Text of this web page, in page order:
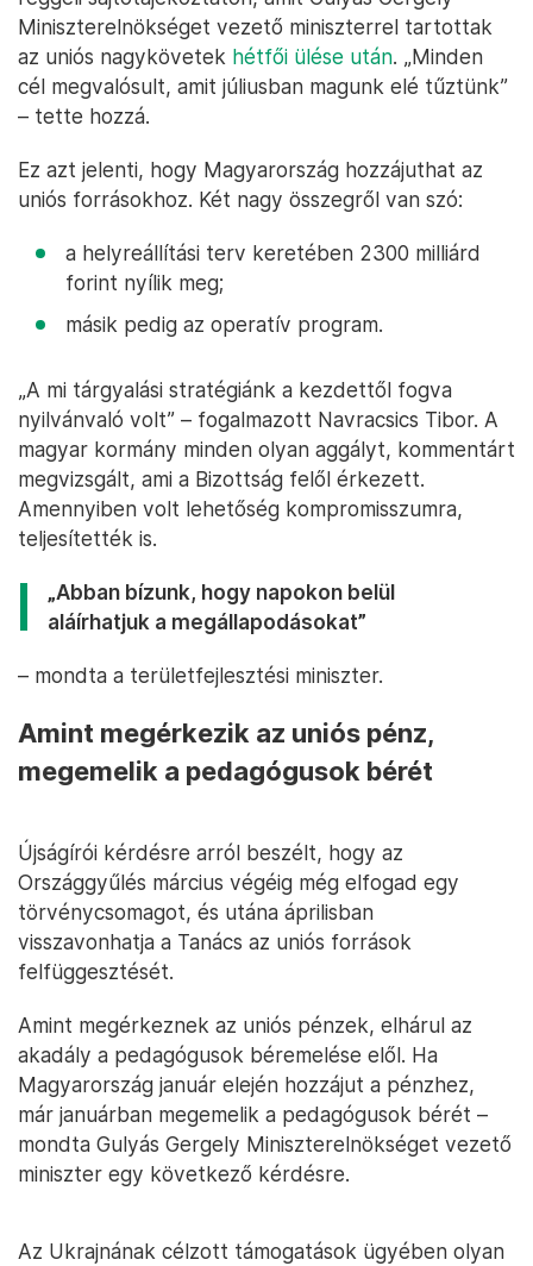
Miniszterelnökséget vezető miniszterrel tartottak
az uniós nagykövetek hétfői ülése után. „Minden
cél megvalósult, amit júliusban magunk elé tűztünk”
– tette hozzá.
Ez azt jelenti, hogy Magyarország hozzájuthat az
uniós forrásokhoz. Két nagy összegről van szó:
a helyreállítási terv keretében 2300 milliárd
forint nyílik meg;
másik pedig az operatív program.
„A mi tárgyalási stratégiánk a kezdettől fogva
nyilvánvaló volt” – fogalmazott Navracsics Tibor. A
magyar kormány minden olyan aggályt, kommentárt
megvizsgált, ami a Bizottság felől érkezett.
Amennyiben volt lehetőség kompromisszumra,
teljesítették is.
„Abban bízunk, hogy napokon belül
aláírhatjuk a megállapodásokat”
– mondta a területfejlesztési miniszter.
Amint megérkezik az uniós pénz,
megemelik a pedagógusok bérét
Újságírói kérdésre arról beszélt, hogy az
Országgyűlés március végéig még elfogad egy
törvénycsomagot, és utána áprilisban
visszavonhatja a Tanács az uniós források
felfüggesztését.
Amint megérkeznek az uniós pénzek, elhárul az
akadály a pedagógusok béremelése elől. Ha
Magyarország január elején hozzájut a pénzhez,
már januárban megemelik a pedagógusok bérét –
mondta Gulyás Gergely Miniszterelnökséget vezető
miniszter egy következő kérdésre.
Az Ukrajnának célzott támogatások ügyében olyan